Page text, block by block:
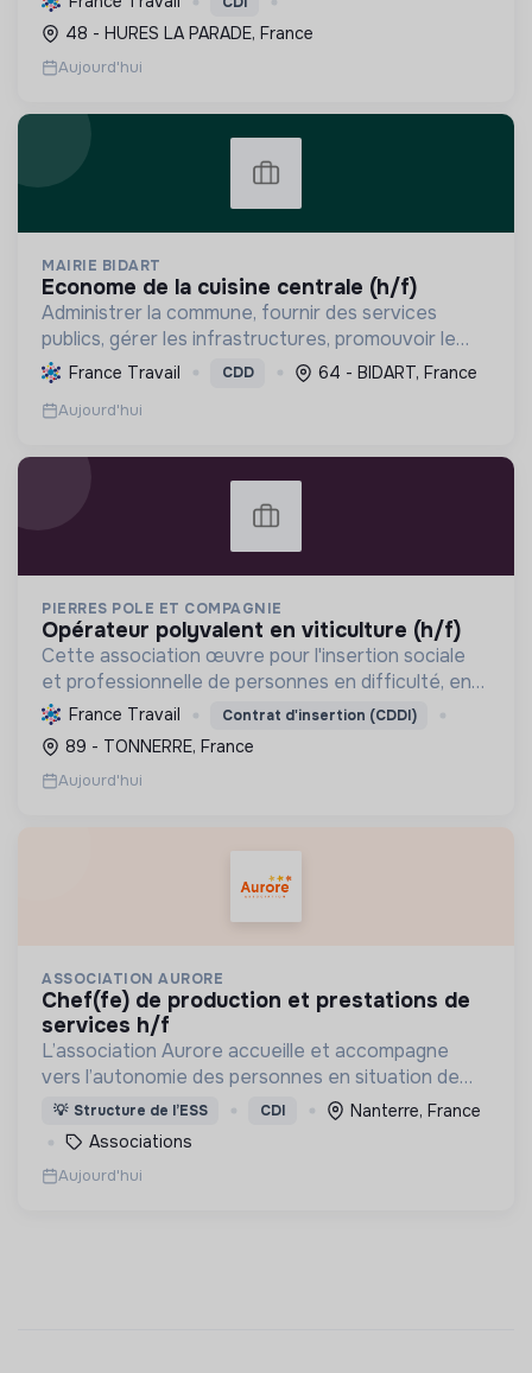
un modèle économique et social équitable.
48 - HURES LA PARADE, France
Aujourd'hui
MAIRIE BIDART
econome de la cuisine centrale (h/f)
Administrer la commune, fournir des services
publics, gérer les infrastructures, promouvoir le
tourisme, et mettre en œuvre des politiques pour
une transition écologique et sociale durable.
France Travail CDD 64 - BIDART, France
Aujourd'hui
PIERRES POLE ET COMPAGNIE
opérateur polyvalent en viticulture (h/f)
Cette association œuvre pour l'insertion sociale
et professionnelle de personnes en difficulté, en
proposant divers services (viticulture, espaces
verts, encombrants, sous-traitance, nettoyage)
contri...
France Travail Contrat d'insertion (CDDI)
89 - TONNERRE, France
Aujourd'hui
ASSOCIATION AURORE
chef(fe) de production et prestations de
services h/f
L’association Aurore accueille et accompagne
vers l’autonomie des personnes en situation de
précarité ou d’exclusion via l’hébergement, les
soins et l’insertion sociale et professionnelle.
💡 Structure de l’ESS CDI
Nanterre, France
Associations
Aujourd'hui